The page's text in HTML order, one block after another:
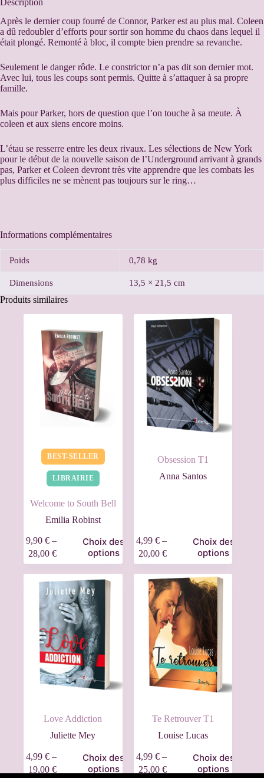
n
a
t
v
e
:
Après le dernier coup fourré de Connor, Parker est au plus mal. Coleen
a dû redoubler d’efforts pour sortir son homme du chaos dans lequel il
était plongé. Remonté à bloc, il compte bien prendre sa revanche.
Seulement le danger rôde. Le constrictor n’a pas dit son dernier mot.
Avec lui, tous les coups sont permis. Quitte à s’attaquer à sa propre
famille.
Mais pour Parker, hors de question que l’on touche à sa meute. À
coleen et aux siens encore moins.
L’étau se resserre entre les deux rivaux. Les sélections de New York
pour le début de la nouvelle saison de l’Underground arrivant à grands
pas, Parker et Coleen devront très vite apprendre que les combats les
plus difficiles ne se mènent pas toujours sur le ring…
Informations complémentaires
Poids 0,78 kg
Dimensions 13,5 × 21,5 cm
Produits similaires
BEST-SELLER
LIBRAIRIE
Welcome to South Bell
Emilia Robinst
9,90 €–
28,00 €
Choix des
options
Obsession T1
Anna Santos
4,99 €–
20,00 €
Choix des
options
Love Addiction
Juliette Mey
4,99 €–
19,00 €
Choix des
options
Te Retrouver T1
Louise Lucas
4,99 €–
25,00 €
Choix des
options